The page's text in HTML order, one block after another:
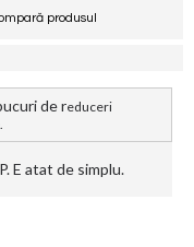
produsul
de reduceri
E atat de simplu.